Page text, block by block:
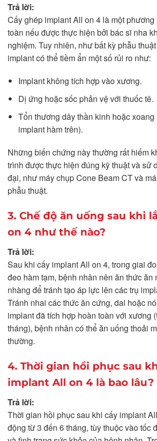
Trả lời:
Cấy ghép implant All on 4 là một phương
toàn nếu được thực hiện bởi bác sĩ nha
nghiệm. Tuy nhiên, như bất kỳ phẫu
implant có thể tiềm ẩn một số rủi ro như:
Implant không tích hợp vào xương.
Dị ứng hoặc sốc phản vệ với thuốc tê.
Tổn thương dây thần kinh hoặc xoang
implant hàm trên).
Những biến chứng này thường rất hiếm
trình được thực hiện đúng kỹ thuật và sử
đại, như máy chụp Cone Beam CT và
phẫu thuật.
3. Chế độ ăn uống sau khi
on 4 như thế nào?
Trả lời:
Sau khi cấy implant All on 4, trong giai
đeo hàm tạm, bệnh nhân nên ăn thức ăn
nhàng để tránh tạo áp lực lên các trụ
Tránh nhai các thức ăn cứng, dai hoặc
implant đã tích hợp hoàn toàn với xương
tháng), bệnh nhân có thể ăn uống thoải
thường.
4. Thời gian hồi phục sau
implant All on 4 là bao lâu?
Trả lời:
Thời gian hồi phục sau khi cấy implant
động từ 3 đến 6 tháng, tùy thuộc vào tốc